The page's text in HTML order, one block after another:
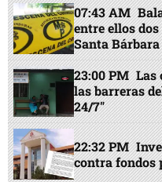
07:43 AM
entre ellos
Santa Bárbara
23:00 PM Las
las barreras
24/7"
22:32 PM
contra fondos